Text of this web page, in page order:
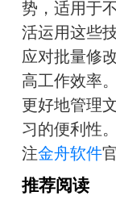
势，适用于
活运用这些
应对批量修
高工作效率
更好地管理
习的便利性
注金舟软件
推荐阅读